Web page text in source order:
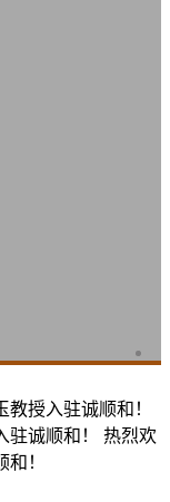
授入驻诚顺和！
驻诚顺和！ 热烈欢
！